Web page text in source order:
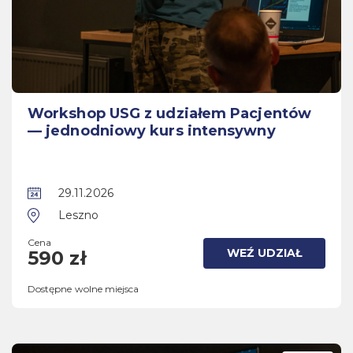
Workshop USG z udziałem Pacjentów
— jednodniowy kurs intensywny
29.11.2026
Leszno
Cena
590 zł WEŹ UDZIAŁ
Dostępne wolne miejsca